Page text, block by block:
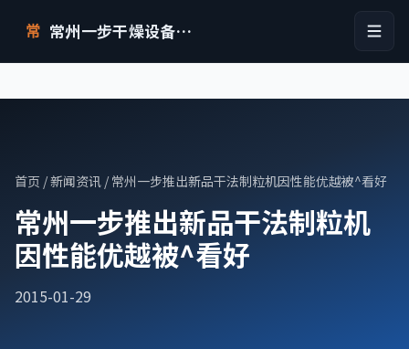
常 常州一步干燥设备有限公司
首页 /新闻资讯 / 常州一步推出新品干法制粒机因性能优越被^看好
常州一步推出新品干法制粒机
因性能优越被^看好
2015-01-29